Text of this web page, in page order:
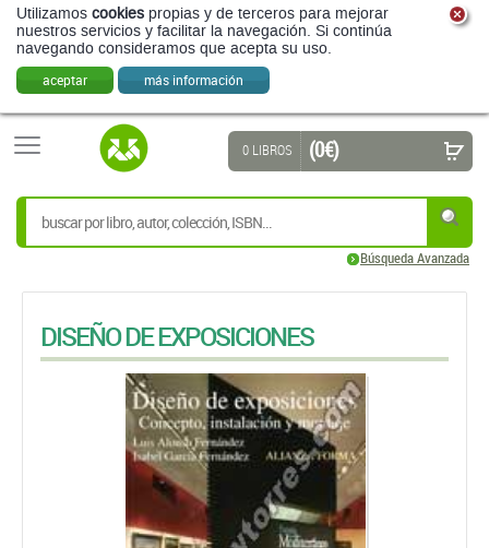
Utilizamos cookies propias y de terceros para mejorar
nuestros servicios y facilitar la navegación. Si continúa
navegando consideramos que acepta su uso.
aceptar más información
Búsqueda Avanzada
0 LIBROS (0 €)
DISEÑO DE EXPOSICIONES